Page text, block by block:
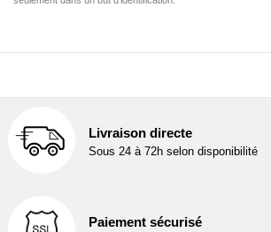
Livraison directe
Sous 24 à 72h selon disponibilité
Paiement sécurisé